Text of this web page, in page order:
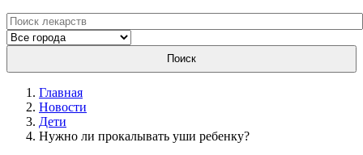
Поиск
Главная
Новости
Дети
Нужно ли прокалывать уши ребенку?